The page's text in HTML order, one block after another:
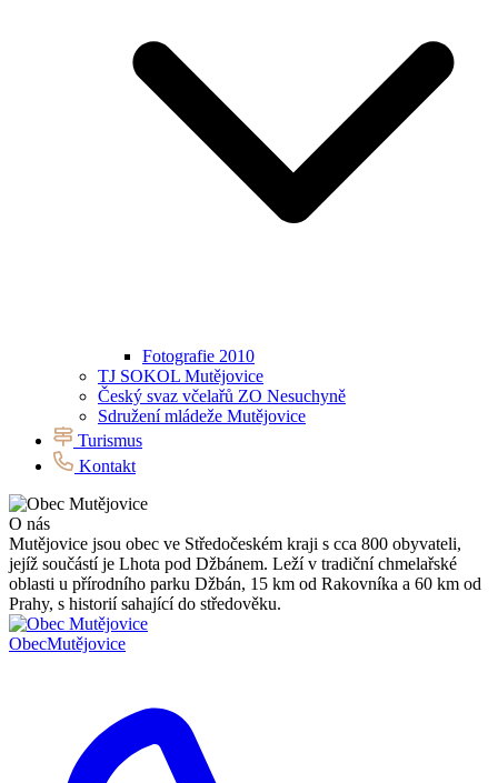
Fotografie 2010
TJ SOKOL Mutějovice
Český svaz včelařů ZO Nesuchyně
Sdružení mládeže Mutějovice
Turismus
Kontakt
O nás
Mutějovice jsou obec ve Středočeském kraji s cca 800 obyvateli,
jejíž součástí je Lhota pod Džbánem. Leží v tradiční chmelařské
oblasti u přírodního parku Džbán, 15 km od Rakovníka a 60 km od
Prahy, s historií sahající do středověku.
ObecMutějovice